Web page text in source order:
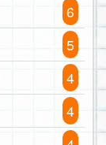
6
5
4
4